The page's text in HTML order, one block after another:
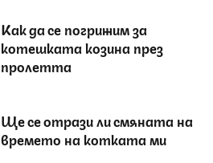
Как да се погрижим за
котешката козина през
пролетта
Ще се отрази ли смяната на
времето на котката ми